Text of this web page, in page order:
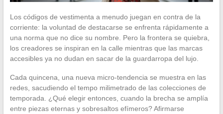
Los códigos de vestimenta a menudo juegan en contra de la
corriente: la voluntad de destacarse se enfrenta rápidamente a
una norma que no dice su nombre. Pero la frontera se quiebra,
los creadores se inspiran en la calle mientras que las marcas
accesibles ya no dudan en sacar de la guardarropa del lujo.
Cada quincena, una nueva micro-tendencia se muestra en las
redes, sacudiendo el tempo milimetrado de las colecciones de
temporada. ¿Qué elegir entonces, cuando la brecha se amplía
entre piezas eternas y sobresaltos efímeros? Afirmarse